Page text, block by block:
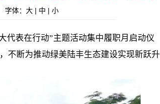
字体：大 | 中 |小
代表在行动”主题活动集中履职月启动仪
不断为推动绿美陆丰生态建设实现新跃升